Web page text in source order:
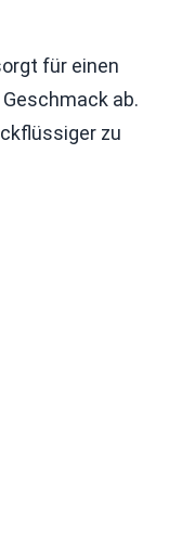
für einen
ab.
zu